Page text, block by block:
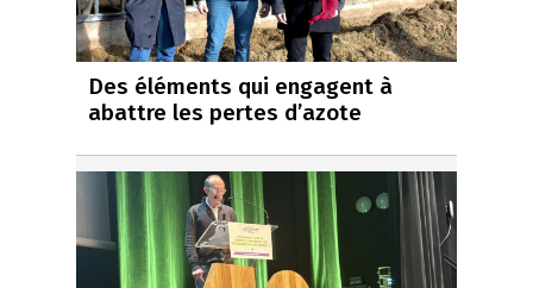
Des éléments qui engagent à
abattre les pertes d’azote